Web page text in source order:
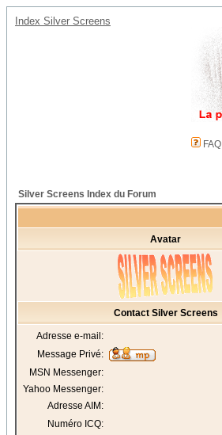
Index Silver Screens
FAQ
Silver Screens Index du Forum
Avatar
Contact Silver Screens
Adresse e-mail:
Message Privé:
MSN Messenger:
Yahoo Messenger:
Adresse AIM:
Numéro ICQ: